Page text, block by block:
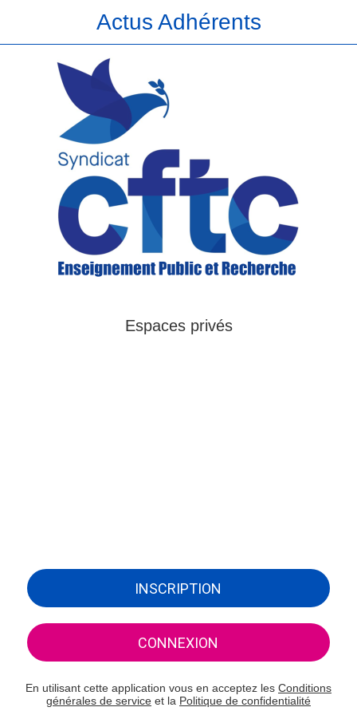
Actus Adhérents
Espaces privés
INSCRIPTION
CONNEXION
En utilisant cette application vous en acceptez les Conditions
générales de service et la Politique de confidentialité